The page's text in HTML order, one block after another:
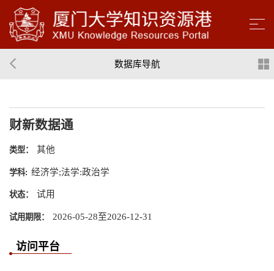
数据库导航
财新数据通
类型： 其他
学科: 经济学;法学:政治学
状态： 试用
试用期限： 2026-05-28至2026-12-31
访问平台